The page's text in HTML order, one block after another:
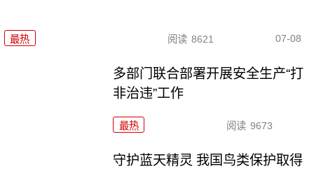
最热 阅读 8621 07-08
多部门联合部署开展安全生产“打
非治违”工作
最热 阅读 9673
守护蓝天精灵 我国鸟类保护取得